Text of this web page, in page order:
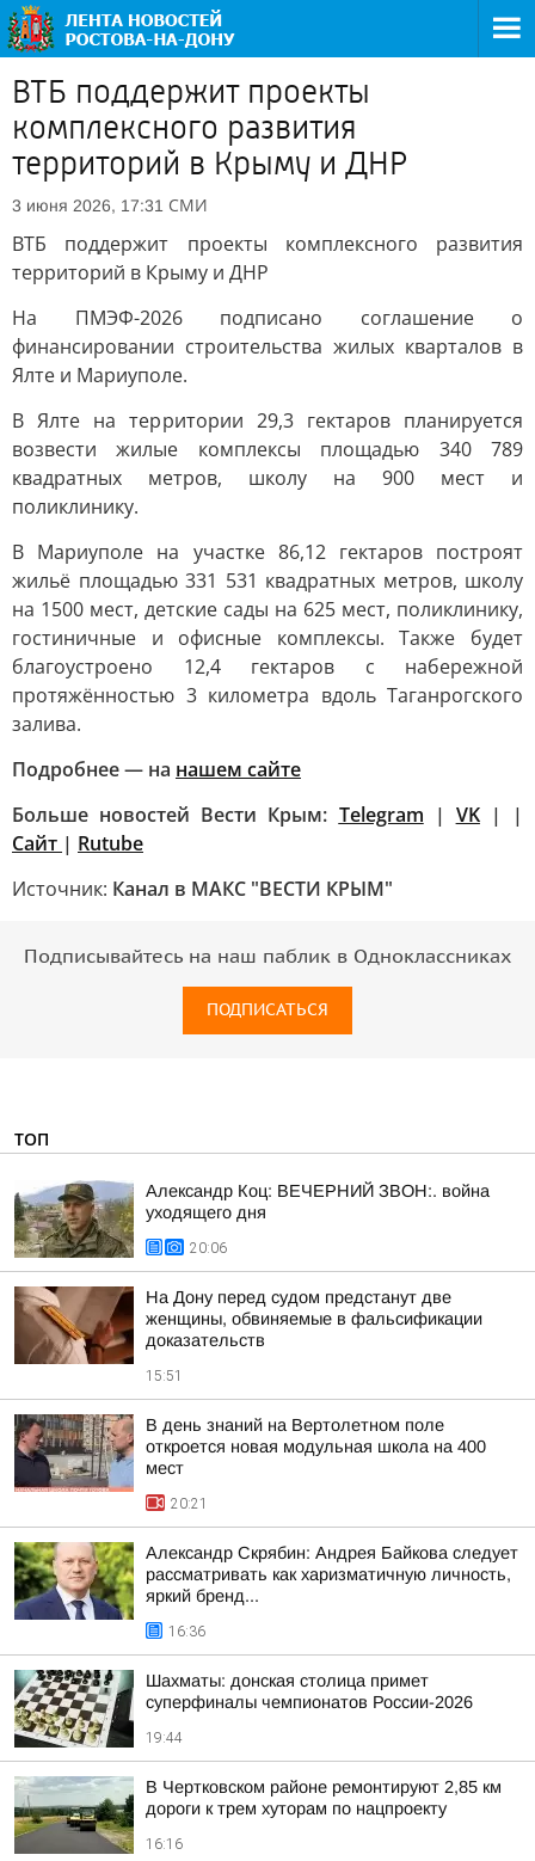
ВТБ поддержит проекты
комплексного развития
территорий в Крыму и ДНР
3 июня 2026, 17:31 СМИ
ВТБ поддержит проекты комплексного развития
территорий в Крыму и ДНР
На ПМЭФ-2026 подписано соглашение о
финансировании строительства жилых кварталов в
Ялте и Мариуполе.
В Ялте на территории 29,3 гектаров планируется
возвести жилые комплексы площадью 340 789
квадратных метров, школу на 900 мест и
поликлинику.
В Мариуполе на участке 86,12 гектаров построят
жильё площадью 331 531 квадратных метров, школу
на 1500 мест, детские сады на 625 мест, поликлинику,
гостиничные и офисные комплексы. Также будет
благоустроено 12,4 гектаров с набережной
протяжённостью 3 километра вдоль Таганрогского
залива.
Подробнее — на нашем сайте
Больше новостей Вести Крым: Telegram | VK| |
Сайт | Rutube
Источник: Канал в МАКС "ВЕСТИ КРЫМ"
Подписывайтесь на наш паблик в Одноклассниках
ПОДПИСАТЬСЯ
ТОП
Александр Коц: ВЕЧЕРНИЙ ЗВОН:. война
уходящего дня
20:06
На Дону перед судом предстанут две
женщины, обвиняемые в фальсификации
доказательств
15:51
В день знаний на Вертолетном поле
откроется новая модульная школа на 400
мест
20:21
Александр Скрябин: Андрея Байкова следует
рассматривать как харизматичную личность,
яркий бренд...
16:36
Шахматы: донская столица примет
суперфиналы чемпионатов России-2026
19:44
В Чертковском районе ремонтируют 2,85 км
дороги к трем хуторам по нацпроекту
16:16